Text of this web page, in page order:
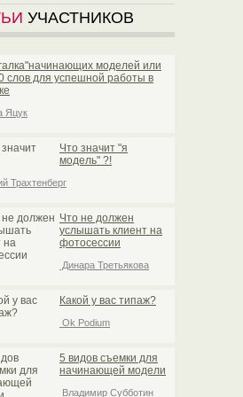
УЧАСТНИКОВ
моделей или
слов для успешной работы в
Яцук
Что значит "я
модель" ?!
Трахтенберг
Что не должен
услышать клиент на
фотосессии
Динара Третьякова
Какой у вас типаж?
Ok Podium
5 видов съемки для
начинающей модели
Владимир Субботин